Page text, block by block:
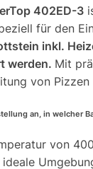
402ED-3
für den
inkl.
werden. Mit
von
an, in welcher
von